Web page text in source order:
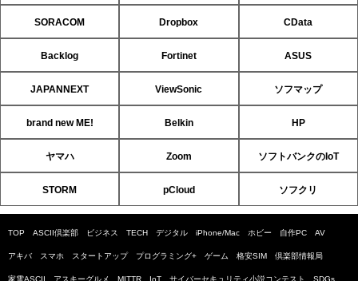
SORACOM Dropbox CData
Backlog Fortinet ASUS
JAPANNEXT ViewSonic ソフマップ
brand new ME! Belkin HP
ヤマハ Zoom ソフトバンクのIoT
STORM pCloud ソフクリ
TOP ASCII倶楽部 ビジネス TECH デジタル iPhone/Mac ホビー 自作PC AV
アキバ スマホ スタートアップ プログラミング+ ゲーム 格安SIM 倶楽部情報局
家電ASCII アスキーグルメ MITTR IoT サイバーセキュリティ小説コンテスト SDGs